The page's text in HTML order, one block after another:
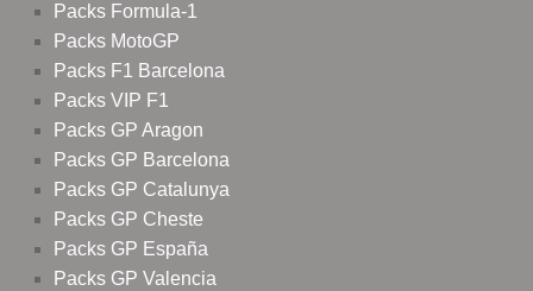
Packs Formula-1
Packs MotoGP
Packs F1 Barcelona
Packs VIP F1
Packs GP Aragon
Packs GP Barcelona
Packs GP Catalunya
Packs GP Cheste
Packs GP España
Packs GP Valencia